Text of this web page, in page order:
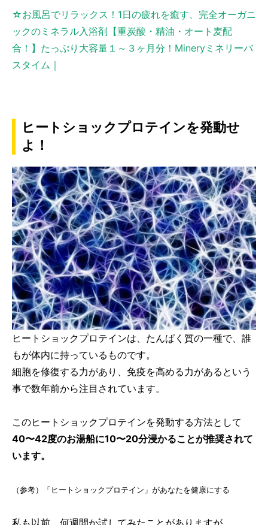
☆お風呂でリラックス！1日の疲れを癒す、完全オーガニ
ックのミネラル入浴剤【重炭酸・精油・オート麦配
合！】たっぷり大容量１～３ヶ月分！Mineryミネリーバ
スタイム｜
ヒートショックプロテインを発動せ
よ！
ヒートショックプロテインは、たんぱく質の一種で、誰
もが体内に持っているものです。
細胞を修復する力があり、免疫を高める力があるという
事で数年前から注目されています。
このヒートショックプロテインを発動する方法として
40〜42度のお湯船に10〜20分浸かることが推奨されて
います。
（参考）「ヒートショックプロテイン」があなたを健康にする